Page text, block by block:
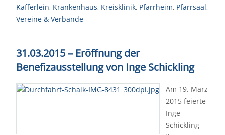
Käfferlein, Krankenhaus, Kreisklinik, Pfarrheim, Pfarrsaal,
Vereine & Verbände
31.03.2015– Eröffnung der
Benefizausstellung von Inge Schickling
Am 19. März
2015 feierte
Inge
Schickling